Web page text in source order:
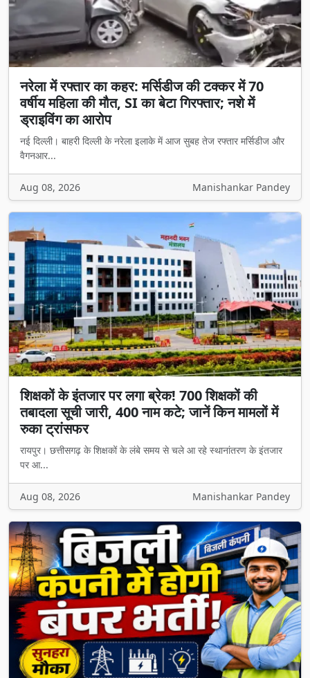
नरेला में रफ्तार का कहर: मर्सिडीज की टक्कर में 70
वर्षीय महिला की मौत, SI का बेटा गिरफ्तार; नशे में
ड्राइविंग का आरोप
नई दिल्ली। बाहरी दिल्ली के नरेला इलाके में आज सुबह तेज रफ्तार मर्सिडीज और
वैगनआर...
Aug 08, 2026 Manishankar Pandey
शिक्षकों के इंतजार पर लगा ब्रेक! 700 शिक्षकों की
तबादला सूची जारी, 400 नाम कटे; जानें किन मामलों में
रुका ट्रांसफर
रायपुर। छत्तीसगढ़ के शिक्षकों के लंबे समय से चले आ रहे स्थानांतरण के इंतजार
पर आ...
Aug 08, 2026 Manishankar Pandey